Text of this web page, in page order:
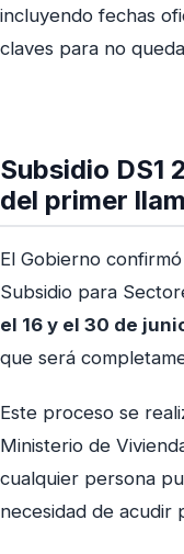
incluyendo fechas
claves para no
Subsidio DS1
del primer
El Gobierno
Subsidio para
el 16 y el 30 de
que será
Este proceso se
Ministerio de
cualquier persona
necesidad de acudir